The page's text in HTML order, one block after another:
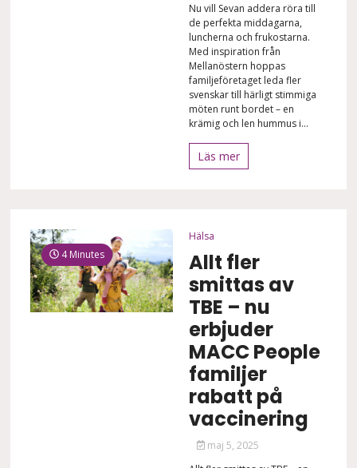
Nu vill Sevan addera röra till
de perfekta middagarna,
luncherna och frukostarna.
Med inspiration från
Mellanöstern hoppas
familjeföretaget leda fler
svenskar till härligt stimmiga
möten runt bordet – en
krämig och len hummus i...
Läs mer
4 Minutes
Hälsa
Allt fler
smittas av
TBE – nu
erbjuder
MACC People
familjer
rabatt på
vaccinering
maj 5, 2025